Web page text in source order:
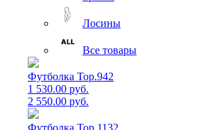
Лосины
Все товары
Футболка Top.942
1 530.00 руб.
2 550.00 руб.